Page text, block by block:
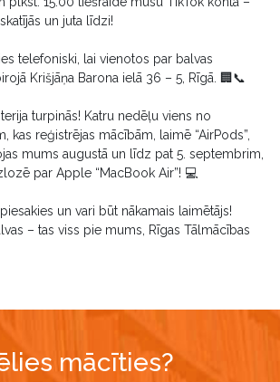
un juta līdzi!
telefoniski, lai vienotos par balvas
Krišjāņa Barona ielā 36 – 5, Rīgā. 🏢📞
turpinās! Katru nedēļu viens no
kas reģistrējas mācībām, laimē “AirPods”,
mums augustā un līdz pat 5. septembrim,
par Apple “MacBook Air”! 💻
un vari būt nākamais laimētājs!
– tas viss pie mums, Rīgas Tālmācības
mācīties?